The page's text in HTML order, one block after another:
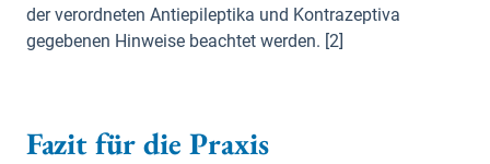
der verordneten Antiepileptika und Kontrazeptiva
gegebenen Hinweise beachtet werden. [2]
Fazit für die Praxis